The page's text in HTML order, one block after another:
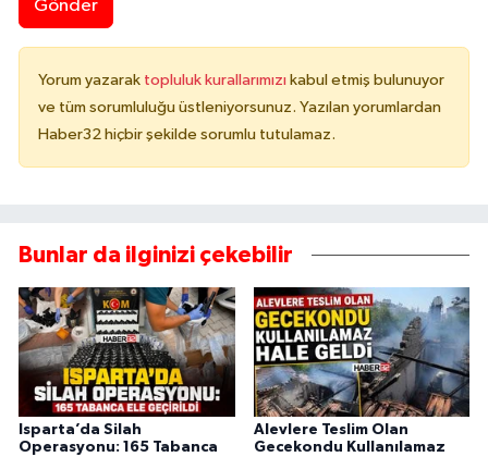
Gönder
Yorum yazarak topluluk kurallarımızı kabul etmiş bulunuyor
ve tüm sorumluluğu üstleniyorsunuz. Yazılan yorumlardan
Haber32 hiçbir şekilde sorumlu tutulamaz.
Bunlar da ilginizi çekebilir
Isparta’da Silah
Operasyonu: 165 Tabanca
Alevlere Teslim Olan
Gecekondu Kullanılamaz